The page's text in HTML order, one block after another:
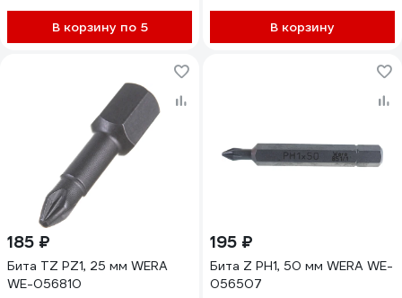
В корзину по 5 В корзину
185 ₽
Бита TZ PZ1, 25 мм WERA
WE-056810
195 ₽
Бита Z PH1, 50 мм WERA WE-
056507